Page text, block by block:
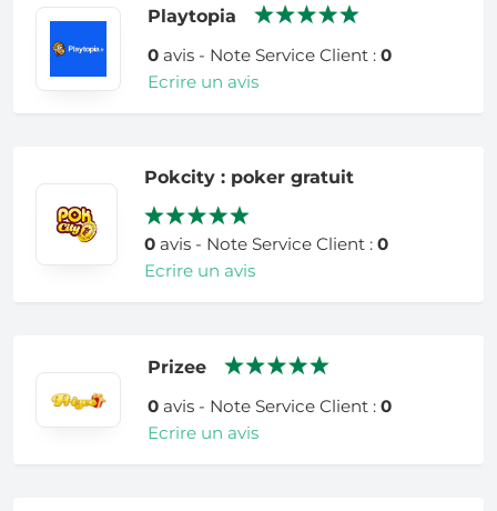
Playtopia
0avis - Note Service Client : 0
Ecrire un avis
Pokcity : poker gratuit
0 avis - Note Service Client :0
Ecrire un avis
Prizee
0avis - Note Service Client : 0
Ecrire un avis